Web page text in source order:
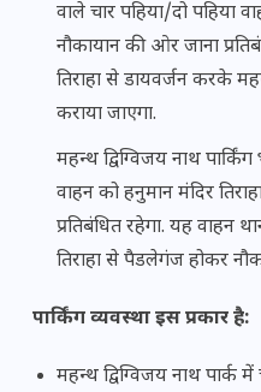
वाले चार पहिया/दो पहिया
नौकायान की ओर जाना
तिराहा से डायवर्जन करके
कराया जाएगा.
महन्थ द्विग्विजय नाथ
वाहन को हनुमान मंदिर
प्रतिबंधित रहेगा. यह वाहन
तिराहा से पैडलेगंज होकर
पार्किंग व्यवस्था इस प्रकार है:
महन्थ द्विग्विजय नाथ पार्क